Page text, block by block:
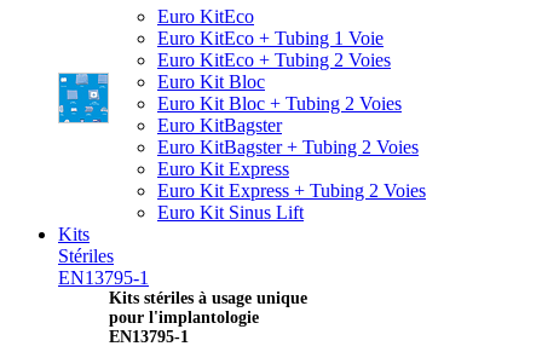
Euro KitEco
Euro KitEco + Tubing 1 Voie
Euro KitEco + Tubing 2 Voies
Euro Kit Bloc
Euro Kit Bloc + Tubing 2 Voies
Euro KitBagster
Euro KitBagster + Tubing 2 Voies
Euro Kit Express
Euro Kit Express + Tubing 2 Voies
Euro Kit Sinus Lift
Kits
Stériles
EN13795-1
Kits stériles à usage unique
pour l'implantologie
EN13795-1